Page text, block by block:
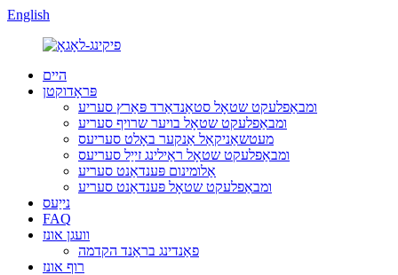
English
היים
פּראָדוקטן
ומבאַפלעקט שטאָל סטאַנדאַרד פּאַרץ סעריע
ומבאַפלעקט שטאָל בויער שרויף סעריע
מעטשאַניקאַל אַנקער באָלט סעריעס
ומבאַפלעקט שטאָל ראַילינג זייַל סעריעס
אַלומינום פּענדאַנט סעריע
ומבאַפלעקט שטאָל פּענדאַנט סעריע
נייַעס
FAQ
וועגן אונז
פאַנדינג בראַנד הקדמה
רוף אונז